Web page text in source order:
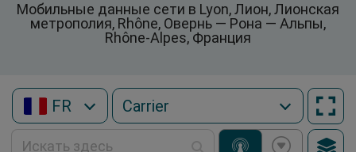
Мобильные данные сети в Lyon, Лион, Лионская
метрополия, Rhône, Овернь — Рона — Альпы,
Rhône-Alpes, Франция
FR